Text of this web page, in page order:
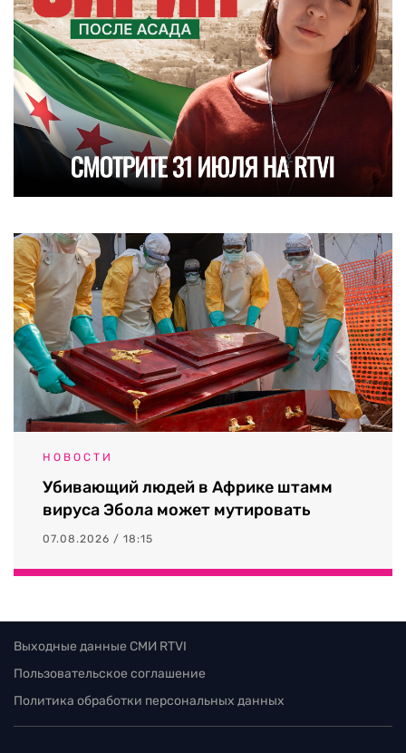
НОВОСТИ
Убивающий людей в Африке штамм
вируса Эбола может мутировать
07.08.2026 / 18:15
Выходные данные СМИ RTVI
Пользовательское соглашение
Политика обработки персональных данных